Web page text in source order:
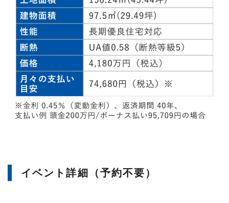
イベント詳細（予約不要）